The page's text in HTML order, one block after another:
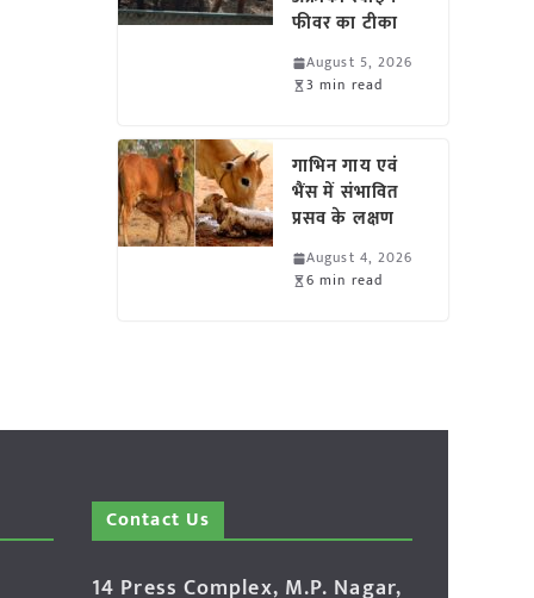
फीवर का टीका
August 5, 2026
3 min read
गाभिन गाय एवं
भैंस में संभावित
प्रसव के लक्षण
August 4, 2026
6 min read
Contact Us
14 Press Complex, M.P. Nagar,